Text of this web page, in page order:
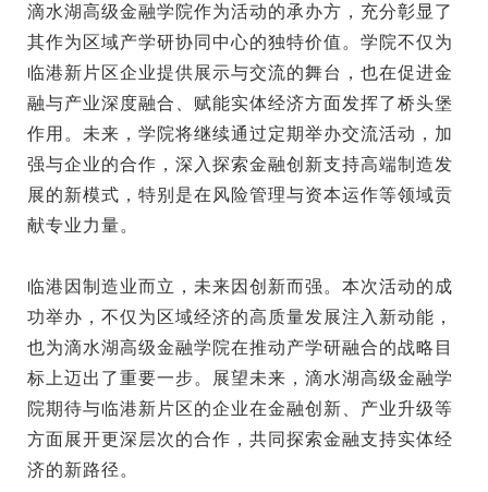
滴水湖高级金融学院作为活动的承办方，充分彰显了
其作为区域产学研协同中心的独特价值。学院不仅为
临港新片区企业提供展示与交流的舞台，也在促进金
融与产业深度融合、赋能实体经济方面发挥了桥头堡
作用。未来，学院将继续通过定期举办交流活动，加
强与企业的合作，深入探索金融创新支持高端制造发
展的新模式，特别是在风险管理与资本运作等领域贡
献专业力量。
临港因制造业而立，未来因创新而强。本次活动的成
功举办，不仅为区域经济的高质量发展注入新动能，
也为滴水湖高级金融学院在推动产学研融合的战略目
标上迈出了重要一步。展望未来，滴水湖高级金融学
院期待与临港新片区的企业在金融创新、产业升级等
方面展开更深层次的合作，共同探索金融支持实体经
济的新路径。